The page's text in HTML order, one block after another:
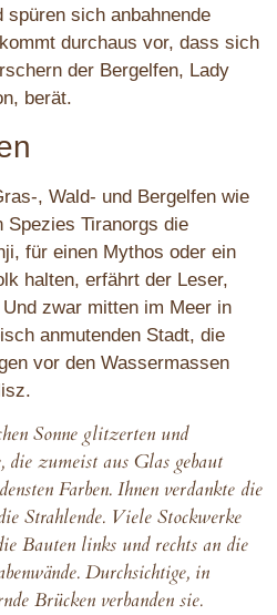
spüren sich anbahnende
durchaus vor, dass sich
der Bergelfen, Lady
berät.
, Wald- und Bergelfen wie
Spezies Tiranorgs die
für einen Mythos oder ein
halten, erfährt der Leser,
zwar mitten im Meer in
anmutenden Stadt, die
vor den Wassermassen
Sonne glitzerten und
die zumeist aus Glas gebaut
Farben. Ihnen verdankte die
Strahlende. Viele Stockwerke
Bauten links und rechts an die
Durchsichtige, in
Brücken verbanden sie.